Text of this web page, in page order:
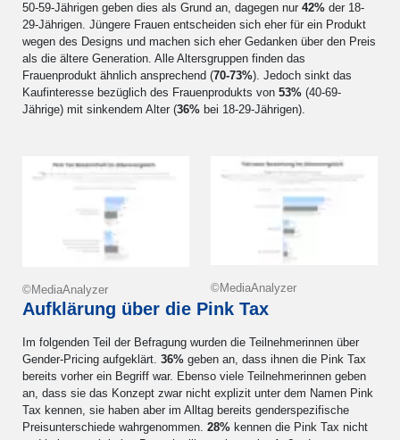
50-59-Jährigen geben dies als Grund an, dagegen nur 42% der 18-
29-Jährigen. Jüngere Frauen entscheiden sich eher für ein Produkt
wegen des Designs und machen sich eher Gedanken über den Preis
als die ältere Generation. Alle Altersgruppen finden das
Frauenprodukt ähnlich ansprechend (70-73%). Jedoch sinkt das
Kaufinteresse bezüglich des Frauenprodukts von 53% (40-69-
Jährige) mit sinkendem Alter (36% bei 18-29-Jährigen).
Aufklärung über die Pink Tax
Im folgenden Teil der Befragung wurden die Teilnehmerinnen über
Gender-Pricing aufgeklärt. 36% geben an, dass ihnen die Pink Tax
bereits vorher ein Begriff war. Ebenso viele Teilnehmerinnen geben
an, dass sie das Konzept zwar nicht explizit unter dem Namen Pink
Tax kennen, sie haben aber im Alltag bereits genderspezifische
Preisunterschiede wahrgenommen. 28% kennen die Pink Tax nicht
©MediaAnalyzer ©MediaAnalyzer